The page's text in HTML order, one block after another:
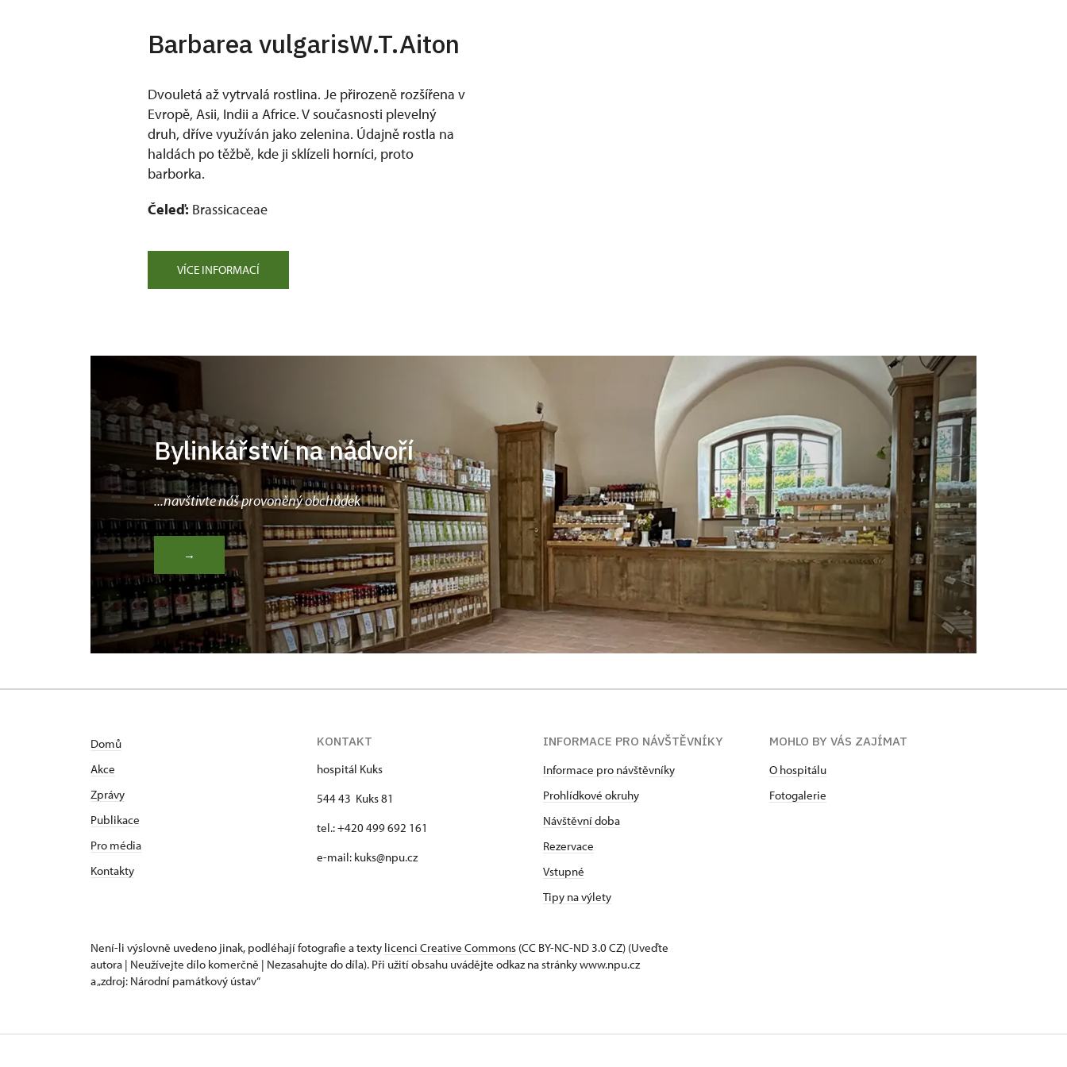
Barbarea vulgarisW.T.Aiton
Dvouletá až vytrvalá rostlina. Je přirozeně rozšířena v
Evropě, Asii, Indii a Africe. V současnosti plevelný
druh, dříve využíván jako zelenina. Údajně rostla na
haldách po těžbě, kde ji sklízeli horníci, proto
barborka.
Čeleď: Brassicaceae
VÍCE INFORMACÍ
Bylinkářství na nádvoří
...navštivte náš provoněný obchůdek
→
Domů
Akce
Zprávy
Publikace
Pro média
Kontakty
KONTAKT
hospitál Kuks
544 43 Kuks 81
tel.: +420 499 692 161
e-mail: kuks@npu.cz
INFORMACE PRO NÁVŠTĚVNÍKY
Informace pro návštěvníky
Prohlídkové okruhy
Návštěvní doba
Rezervace
Vstupné
Tipy na výlety
MOHLO BY VÁS ZAJÍMAT
O hospitálu
Fotogalerie
Není-li výslovně uvedeno jinak, podléhají fotografie a texty licenci Creative Commons (CC BY-NC-ND 3.0 CZ) (Uveďte
autora | Neužívejte dílo komerčně | Nezasahujte do díla). Při užití obsahu uvádějte odkaz na stránky www.npu.cz
a „zdroj: Národní památkový ústav“